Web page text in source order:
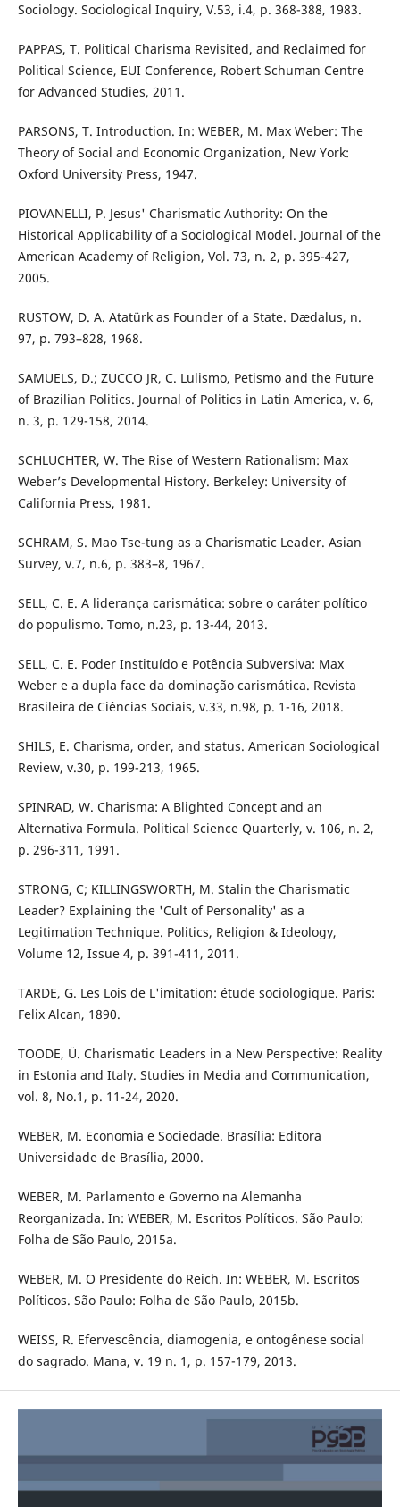
Sociology. Sociological Inquiry, V.53, i.4, p. 368-388, 1983.
PAPPAS, T. Political Charisma Revisited, and Reclaimed for
Political Science, EUI Conference, Robert Schuman Centre
for Advanced Studies, 2011.
PARSONS, T. Introduction. In: WEBER, M. Max Weber: The
Theory of Social and Economic Organization, New York:
Oxford University Press, 1947.
PIOVANELLI, P. Jesus' Charismatic Authority: On the
Historical Applicability of a Sociological Model. Journal of the
American Academy of Religion, Vol. 73, n. 2, p. 395-427,
2005.
RUSTOW, D. A. Atatürk as Founder of a State. Dædalus, n.
97, p. 793–828, 1968.
SAMUELS, D.; ZUCCO JR, C. Lulismo, Petismo and the Future
of Brazilian Politics. Journal of Politics in Latin America, v. 6,
n. 3, p. 129-158, 2014.
SCHLUCHTER, W. The Rise of Western Rationalism: Max
Weber’s Developmental History. Berkeley: University of
California Press, 1981.
SCHRAM, S. Mao Tse-tung as a Charismatic Leader. Asian
Survey, v.7, n.6, p. 383–8, 1967.
SELL, C. E. A liderança carismática: sobre o caráter político
do populismo. Tomo, n.23, p. 13-44, 2013.
SELL, C. E. Poder Instituído e Potência Subversiva: Max
Weber e a dupla face da dominação carismática. Revista
Brasileira de Ciências Sociais, v.33, n.98, p. 1-16, 2018.
SHILS, E. Charisma, order, and status. American Sociological
Review, v.30, p. 199-213, 1965.
SPINRAD, W. Charisma: A Blighted Concept and an
Alternativa Formula. Political Science Quarterly, v. 106, n. 2,
p. 296-311, 1991.
STRONG, C; KILLINGSWORTH, M. Stalin the Charismatic
Leader? Explaining the 'Cult of Personality' as a
Legitimation Technique. Politics, Religion & Ideology,
Volume 12, Issue 4, p. 391-411, 2011.
TARDE, G. Les Lois de L'imitation: étude sociologique. Paris:
Felix Alcan, 1890.
TOODE, Ü. Charismatic Leaders in a New Perspective: Reality
in Estonia and Italy. Studies in Media and Communication,
vol. 8, No.1, p. 11-24, 2020.
WEBER, M. Economia e Sociedade. Brasília: Editora
Universidade de Brasília, 2000.
WEBER, M. Parlamento e Governo na Alemanha
Reorganizada. In: WEBER, M. Escritos Políticos. São Paulo:
Folha de São Paulo, 2015a.
WEBER, M. O Presidente do Reich. In: WEBER, M. Escritos
Políticos. São Paulo: Folha de São Paulo, 2015b.
WEISS, R. Efervescência, diamogenia, e ontogênese social
do sagrado. Mana, v. 19 n. 1, p. 157-179, 2013.